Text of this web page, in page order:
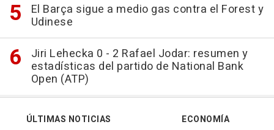
El Barça sigue a medio gas contra el Forest y
Udinese
Jiri Lehecka 0 - 2 Rafael Jodar: resumen y
estadísticas del partido de National Bank
Open (ATP)
ÚLTIMAS NOTICIAS
ECONOMÍA